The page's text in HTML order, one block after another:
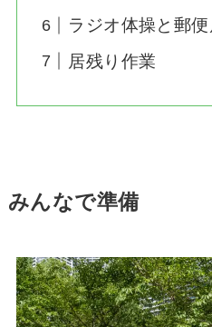
ラジオ体操と郵便
居残り作業
みんなで準備